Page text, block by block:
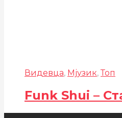
Видевца, Мјузик, Топ
Funk Shui –